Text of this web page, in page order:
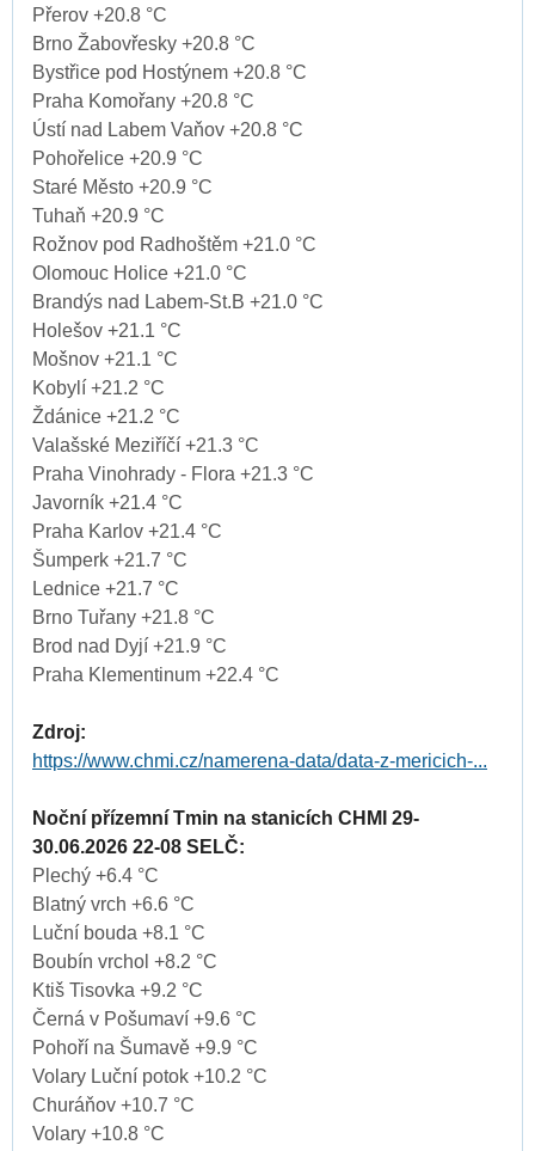
Přerov +20.8 °C
Brno Žabovřesky +20.8 °C
Bystřice pod Hostýnem +20.8 °C
Praha Komořany +20.8 °C
Ústí nad Labem Vaňov +20.8 °C
Pohořelice +20.9 °C
Staré Město +20.9 °C
Tuhaň +20.9 °C
Rožnov pod Radhoštěm +21.0 °C
Olomouc Holice +21.0 °C
Brandýs nad Labem-St.B +21.0 °C
Holešov +21.1 °C
Mošnov +21.1 °C
Kobylí +21.2 °C
Ždánice +21.2 °C
Valašské Meziříčí +21.3 °C
Praha Vinohrady - Flora +21.3 °C
Javorník +21.4 °C
Praha Karlov +21.4 °C
Šumperk +21.7 °C
Lednice +21.7 °C
Brno Tuřany +21.8 °C
Brod nad Dyjí +21.9 °C
Praha Klementinum +22.4 °C
Zdroj:
https://www.chmi.cz/namerena-data/data-z-mericich-...
Noční přízemní Tmin na stanicích CHMI 29-
30.06.2026 22-08 SELČ:
Plechý +6.4 °C
Blatný vrch +6.6 °C
Luční bouda +8.1 °C
Boubín vrchol +8.2 °C
Ktiš Tisovka +9.2 °C
Černá v Pošumaví +9.6 °C
Pohoří na Šumavě +9.9 °C
Volary Luční potok +10.2 °C
Churáňov +10.7 °C
Volary +10.8 °C